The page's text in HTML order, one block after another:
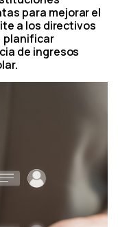
para mejorar el
a los directivos
planificar
de ingresos